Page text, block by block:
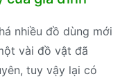
nhiều đồ dùng mới
vài đồ vật đã
tuy vậy lại có